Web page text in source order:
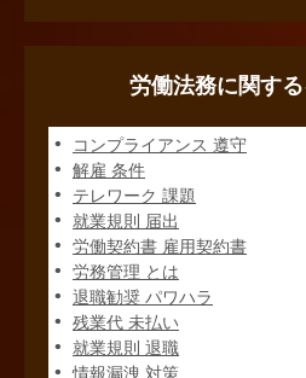
労働法務に関す
コンプライアンス 遵守
解雇 条件
テレワーク 課題
就業規則 届出
労働契約書 雇用契約書
労務管理 とは
退職勧奨 パワハラ
残業代 未払い
就業規則 退職
情報漏洩 対策